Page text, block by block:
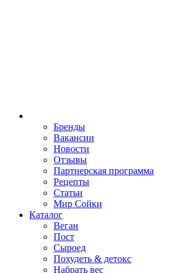
Бренды
Вакансии
Новости
Отзывы
Партнерская программа
Рецепты
Статьи
Мир Сойки
Каталог
Веган
Пост
Сыроед
Похудеть & детокс
Набрать вес